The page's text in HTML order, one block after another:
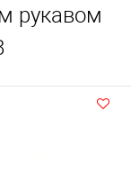
рукавом